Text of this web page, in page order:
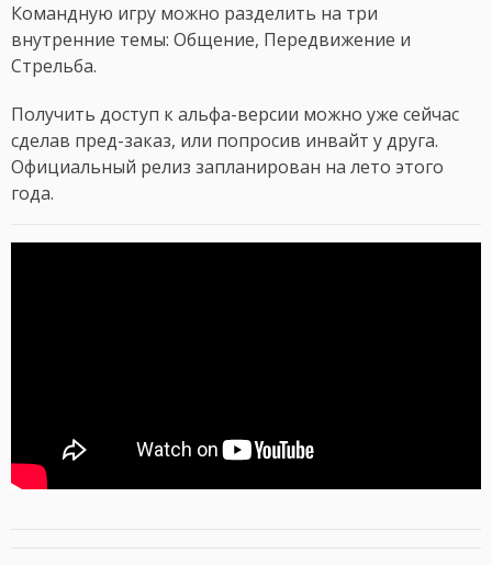
Командную игру можно разделить на три
внутренние темы: Общение, Передвижение и
Стрельба.
Получить доступ к альфа-версии можно уже сейчас
сделав пред-заказ, или попросив инвайт у друга.
Официальный релиз запланирован на лето этого
года.